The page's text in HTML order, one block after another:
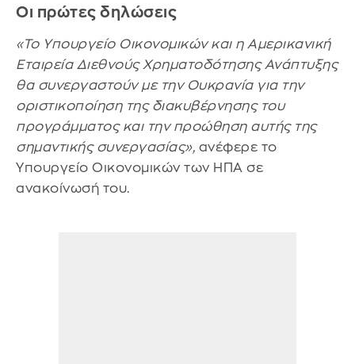
Οι πρώτες δηλώσεις
«Το Υπουργείο Οικονομικών και η Αμερικανική
Εταιρεία Διεθνούς Χρηματοδότησης Ανάπτυξης
θα συνεργαστούν με την Ουκρανία για την
οριστικοποίηση της διακυβέρνησης του
προγράμματος και την προώθηση αυτής της
σημαντικής συνεργασίας», ανέφερε το
Υπουργείο Οικονομικών των ΗΠΑ σε
ανακοίνωσή του.